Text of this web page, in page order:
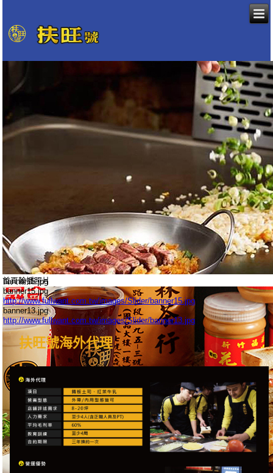
banner15.jpg
首頁輪播照片
banner15.jpg
http://www.fullwant.com.tw/images/Slider/banner15.jpg
banner13.jpg
http://www.fullwant.com.tw/images/Slider/banner13.jpg
扶旺號海外代理